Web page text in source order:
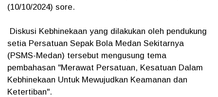
(10/10/2024) sore.
Diskusi Kebhinekaan yang dilakukan oleh pendukung
setia Persatuan Sepak Bola Medan Sekitarnya
(PSMS-Medan) tersebut mengusung tema
pembahasan "Merawat Persatuan, Kesatuan Dalam
Kebhinekaan Untuk Mewujudkan Keamanan dan
Ketertiban".